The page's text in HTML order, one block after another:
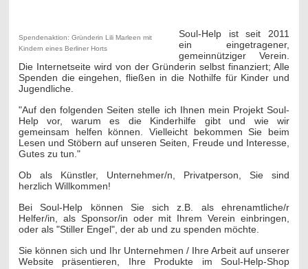
Spendenaktion: Gründerin Lili Marleen mit
Kindern eines Berliner Horts
Soul-Help ist seit 2011
ein eingetragener,
gemeinnütziger Verein.
Die Internetseite wird von der Gründerin selbst finanziert; Alle
Spenden die eingehen, fließen in die Nothilfe für Kinder und
Jugendliche.
"Auf den folgenden Seiten stelle ich Ihnen mein Projekt Soul-
Help vor, warum es die Kinderhilfe gibt und wie wir
gemeinsam helfen können. Vielleicht bekommen Sie beim
Lesen und Stöbern auf unseren Seiten, Freude und Interesse,
Gutes zu tun."
Ob als Künstler, Unternehmer/n, Privatperson, Sie sind
herzlich Willkommen!
Bei Soul-Help können Sie sich z.B. als ehrenamtliche/r
Helfer/in, als Sponsor/in oder mit Ihrem Verein einbringen,
oder als "Stiller Engel", der ab und zu spenden möchte.
Sie können sich und Ihr Unternehmen / Ihre Arbeit auf unserer
Website präsentieren, Ihre Produkte im Soul-Help-Shop